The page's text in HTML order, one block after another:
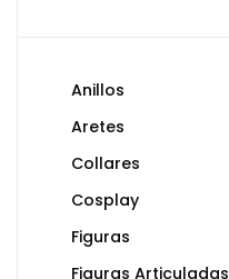
Anillos
Aretes
Collares
Cosplay
Figuras
Figuras Articuladas